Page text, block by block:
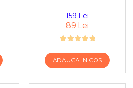
159 Lei
89 Lei
ADAUGA IN COS